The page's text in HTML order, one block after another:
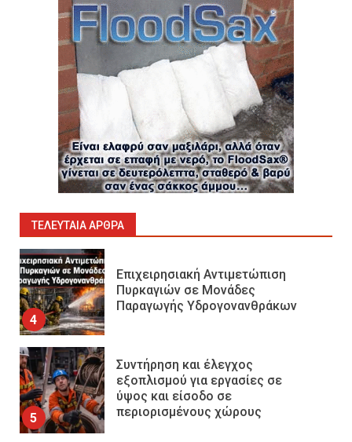
ΤΕΛΕΥΤΑΊΑ ΆΡΘΡΑ
Πυροσβεστικοί Αυλοί στην
Ελλάδα
3
Πυρασφάλεια των Διυλιστηρίων
και τα Διεθνή Πρότυπα
4
Επιχειρησιακή Αντιμετώπιση
Πυρκαγιών σε Μονάδες
Παραγωγής Υδρογονανθράκων
5
Συντήρηση και έλεγχος
εξοπλισμού για εργασίες σε
ύψος και είσοδο σε
περιορισμένους χώρους